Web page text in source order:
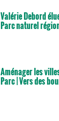
Valérie Debord
Parc naturel
Aménager les
Parc | Vers des